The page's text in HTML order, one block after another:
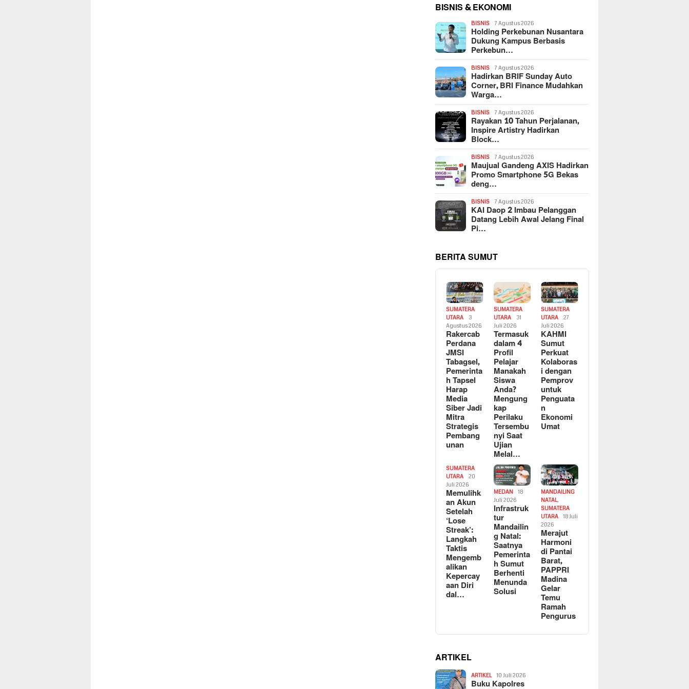
BISNIS & EKONOMI
BISNIS 7 Agustus 2026
Holding Perkebunan Nusantara
Dukung Kampus Berbasis
Perkebun…
BISNIS 7 Agustus 2026
Hadirkan BRIF Sunday Auto
Corner, BRI Finance Mudahkan
Warga…
BISNIS 7 Agustus 2026
Rayakan 10 Tahun Perjalanan,
Inspire Artistry Hadirkan
Block…
BISNIS 7 Agustus 2026
Maujual Gandeng AXIS Hadirkan
Promo Smartphone 5G Bekas
deng…
BISNIS 7 Agustus 2026
KAI Daop 2 Imbau Pelanggan
Datang Lebih Awal Jelang Final
Pi…
BERITA SUMUT
SUMATERA
UTARA
3
Agustus 2026
Rakercab
Perdana
JMSI
Tabagsel,
Pemerinta
h Tapsel
Harap
Media
Siber Jadi
Mitra
Strategis
Pembang
unan
SUMATERA
UTARA
31
Juli 2026
Termasuk
dalam 4
Profil
Pelajar
Manakah
Siswa
Anda?
Mengung
kap
Perilaku
Tersembu
nyi Saat
Ujian
Melal…
SUMATERA
UTARA
27
Juli 2026
KAHMI
Sumut
Perkuat
Kolaboras
i dengan
Pemprov
untuk
Penguata
n
Ekonomi
Umat
SUMATERA
UTARA
20
Juli 2026
Memulihk
an Akun
Setelah
‘Lose
Streak’:
Langkah
Taktis
Mengemb
alikan
Kepercay
aan Diri
dal…
MEDAN
18
Juli 2026
Infrastruk
tur
Mandailin
g Natal:
Saatnya
Pemerinta
h Sumut
Berhenti
Menunda
Solusi
MANDAILING
NATAL,
SUMATERA
UTARA
18 Juli
2026
Merajut
Harmoni
di Pantai
Barat,
PAPPRI
Madina
Gelar
Temu
Ramah
Pengurus
ARTIKEL
ARTIKEL 10 Juli 2026
Buku Kapolres